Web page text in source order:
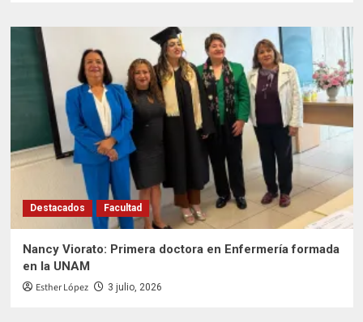
Destacados Facultad
Nancy Viorato: Primera doctora en Enfermería formada
en la UNAM
Esther López 3 julio, 2026